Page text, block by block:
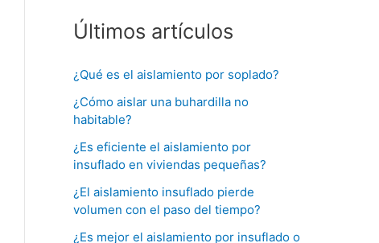
Últimos artículos
¿Qué es el aislamiento por soplado?
¿Cómo aislar una buhardilla no
habitable?
¿Es eficiente el aislamiento por
insuflado en viviendas pequeñas?
¿El aislamiento insuflado pierde
volumen con el paso del tiempo?
¿Es mejor el aislamiento por insuflado o